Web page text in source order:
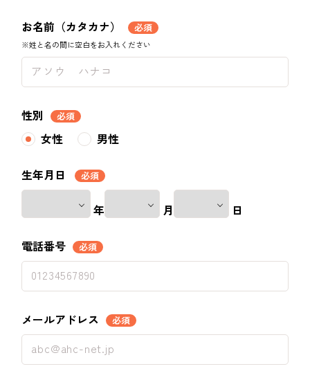
お名前（カタカナ） 必須
※姓と名の間に空白をお入れください
性別 必須
女性 男性
生年月日 必須
年 月 日
電話番号 必須
メールアドレス 必須